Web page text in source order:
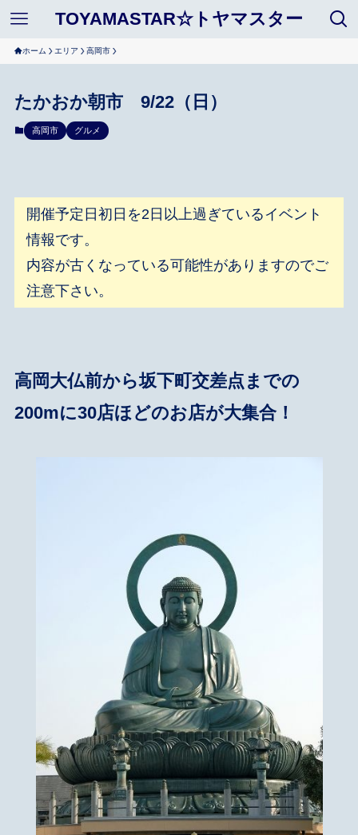
TOYAMASTAR☆トヤマスター
ホーム エリア 高岡市
たかおか朝市 9/22（日）
高岡市 グルメ
開催予定日初日を2日以上過ぎているイベント
情報です。
内容が古くなっている可能性がありますのでご
注意下さい。
高岡大仏前から坂下町交差点までの
200mに30店ほどのお店が大集合！